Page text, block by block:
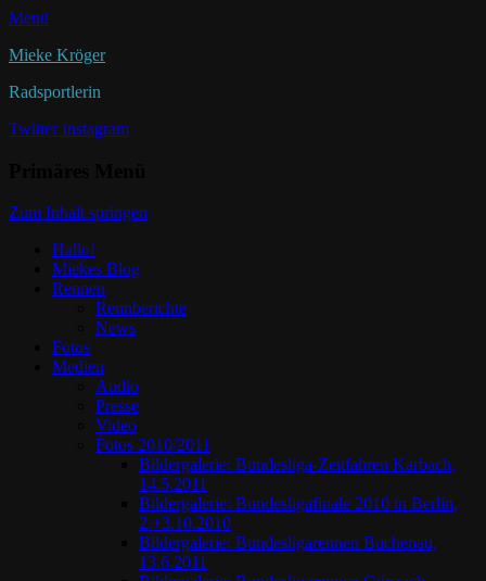
Menü
Mieke Kröger
Radsportlerin
Twitter Instagram
Zum Inhalt springen
Hallo!
Miekes Blog
Rennen
Rennberichte
News
Fotos
Medien
Audio
Presse
Video
Fotos 2010/2011
Bildergalerie: Bundesliga-Zeitfahren Karbach,
14.5.2011
Bildergalerie: Bundesligafinale 2010 in Berlin,
2.+3.10.2010
Bildergalerie: Bundesligarennen Buchenau,
13.6.2011